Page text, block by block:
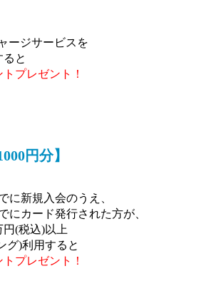
ージサービスを
と
プレゼント！
円分】
に新規入会のうえ、
にカード発行された方が、
(税込)以上
グ)利用すると
プレゼント！